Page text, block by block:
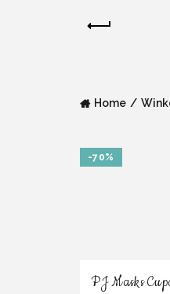
Home
-70%
PJ Masks